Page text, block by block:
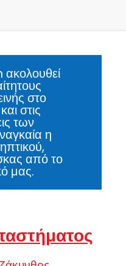
στο
στις
των
η
από το
μας.